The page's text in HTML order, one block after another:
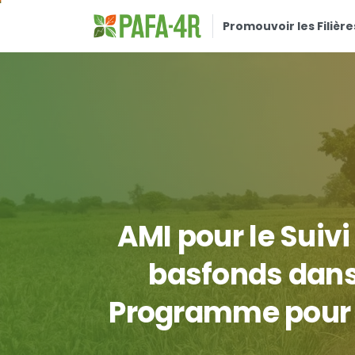
Promouvoir les
AMI pourleSuivi
basfonds
Programmepour